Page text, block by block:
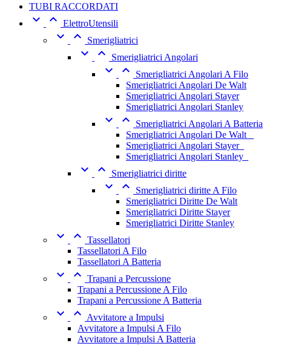
TUBI RACCORDATI
  ElettroUtensili
  Smerigliatrici
  Smerigliatrici Angolari
 
Smerigliatrici Angolari A Filo
Smerigliatrici Angolari De Walt
Smerigliatrici Angolari Stayer
Smerigliatrici Angolari Stanley
 
Smerigliatrici Angolari A Batteria
Smerigliatrici Angolari De Walt _
Smerigliatrici Angolari Stayer_
Smerigliatrici Angolari Stanley_
  Smerigliatrici diritte
 
Smerigliatrici diritte A Filo
Smerigliatrici Diritte De Walt
Smerigliatrici Diritte Stayer
Smerigliatrici Diritte Stanley
  Tassellatori
Tassellatori A Filo
Tassellatori A Batteria
  Trapani a Percussione
Trapani a Percussione A Filo
Trapani a Percussione A Batteria
  Avvitatore a Impulsi
Avvitatore a Impulsi A Filo
Avvitatore a Impulsi A Batteria